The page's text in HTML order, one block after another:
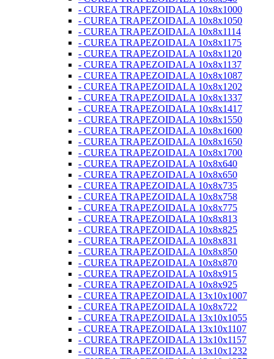
- CUREA TRAPEZOIDALA 10x8x1000
- CUREA TRAPEZOIDALA 10x8x1050
- CUREA TRAPEZOIDALA 10x8x1114
- CUREA TRAPEZOIDALA 10x8x1175
- CUREA TRAPEZOIDALA 10x8x1120
- CUREA TRAPEZOIDALA 10x8x1137
- CUREA TRAPEZOIDALA 10x8x1087
- CUREA TRAPEZOIDALA 10x8x1202
- CUREA TRAPEZOIDALA 10x8x1337
- CUREA TRAPEZOIDALA 10x8x1417
- CUREA TRAPEZOIDALA 10x8x1550
- CUREA TRAPEZOIDALA 10x8x1600
- CUREA TRAPEZOIDALA 10x8x1650
- CUREA TRAPEZOIDALA 10x8x1700
- CUREA TRAPEZOIDALA 10x8x640
- CUREA TRAPEZOIDALA 10x8x650
- CUREA TRAPEZOIDALA 10x8x735
- CUREA TRAPEZOIDALA 10x8x758
- CUREA TRAPEZOIDALA 10x8x775
- CUREA TRAPEZOIDALA 10x8x813
- CUREA TRAPEZOIDALA 10x8x825
- CUREA TRAPEZOIDALA 10x8x831
- CUREA TRAPEZOIDALA 10x8x850
- CUREA TRAPEZOIDALA 10x8x870
- CUREA TRAPEZOIDALA 10x8x915
- CUREA TRAPEZOIDALA 10x8x925
- CUREA TRAPEZOIDALA 13x10x1007
- CUREA TRAPEZOIDALA 10x8x722
- CUREA TRAPEZOIDALA 13x10x1055
- CUREA TRAPEZOIDALA 13x10x1107
- CUREA TRAPEZOIDALA 13x10x1157
- CUREA TRAPEZOIDALA 13x10x1232